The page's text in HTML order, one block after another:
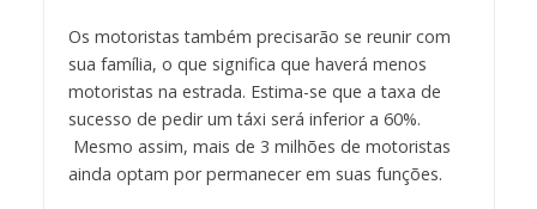
Os motoristas também precisarão se reunir com
sua família, o que significa que haverá menos
motoristas na estrada. Estima-se que a taxa de
sucesso de pedir um táxi será inferior a 60%.
Mesmo assim, mais de 3 milhões de motoristas
ainda optam por permanecer em suas funções.